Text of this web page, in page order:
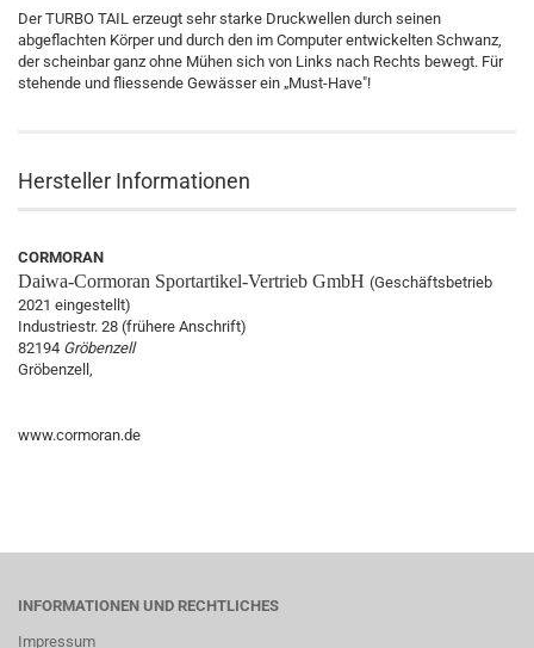
Der TURBO TAIL erzeugt sehr starke Druckwellen durch seinen
abgeflachten Körper und durch den im Computer entwickelten Schwanz,
der scheinbar ganz ohne Mühen sich von Links nach Rechts bewegt. Für
stehende und fliessende Gewässer ein „Must-Have"!
Hersteller Informationen
CORMORAN
Daiwa-Cormoran Sportartikel-Vertrieb GmbH (Geschäftsbetrieb
2021 eingestellt)
Industriestr. 28 (frühere Anschrift)
82194 Gröbenzell
Gröbenzell,
www.cormoran.de
INFORMATIONEN UND RECHTLICHES
Impressum